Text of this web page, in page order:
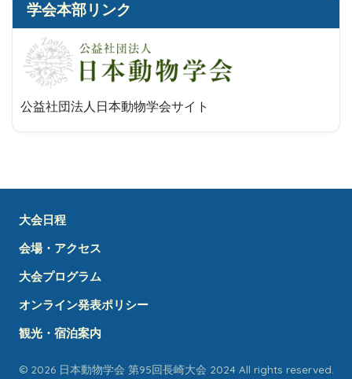
学会本部リンク
公益社団法人日本動物学会サイト
大会日程
会場・アクセス
大会プログラム
オンライン発表ポリシー
観光・宿泊案内
© 2026 日本動物学会 第95回長崎大会 2024 All rights reserved.